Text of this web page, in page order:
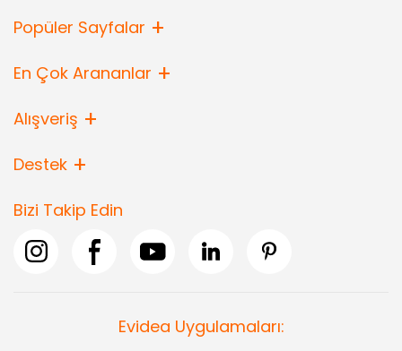
Popüler Sayfalar
En Çok Arananlar
Alışveriş
Destek
Bizi Takip Edin
Evidea Uygulamaları: